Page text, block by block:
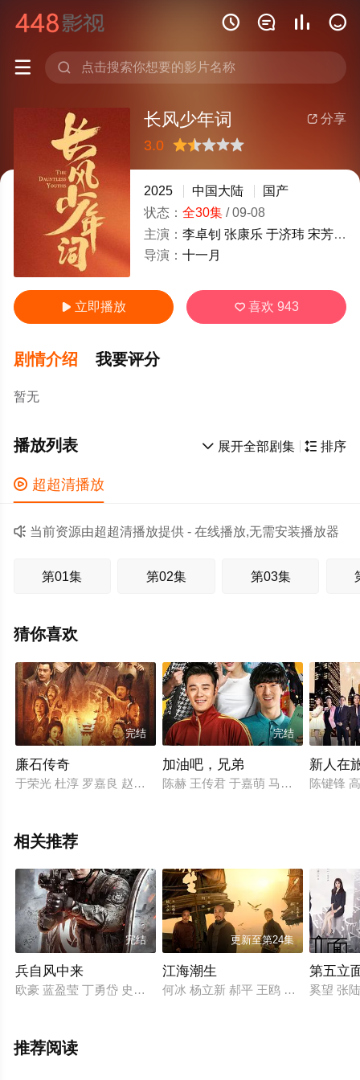
   
 
 分享
长风少年词
3.0
很差 推荐力荐
2025 中国大陆
国产
状态： 全30集/09-08
主演： 李卓钊 张康乐 于济玮 宋芳园
导演： 十一月
 立即播放 喜欢 943
剧情介绍 我要评分
暂无
 排序
 展开全部剧集
播放列表
 超超清播放
 当前资源由超超清播放提供 - 在线播放,无需安装播放器
第01集 第02集 第03集
猜你喜欢
完结
廉石传奇
于荣光 杜淳 罗嘉良 赵文瑄
完结
加油吧，兄弟
陈赫 王传君 于嘉萌 马昕墨 甘婷婷
新人在
陈键锋
相关推荐
完结
兵自风中来
欧豪 蓝盈莹 丁勇岱 史兰芽 刘奕君 阮巨 李幼斌 侯勇 于景骁 王
更新至第24集
江海潮生
何冰 杨立新 郝平 王鸥 海一天 黑子
第五立
奚望 张
推荐阅读